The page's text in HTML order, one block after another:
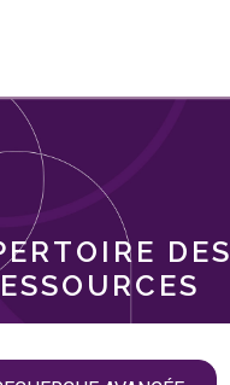
DES